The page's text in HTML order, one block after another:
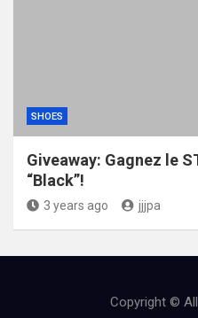
SHOES
Giveaway: Gagnez le
“Black”!
3 years ago jjjpa
Copyright ©